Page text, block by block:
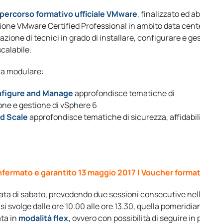
percorso formativo ufficiale VMware, finalizzato ed
VMware Certified Professional in ambito data
di tecnici in grado di installare, configurare e
modulare:
and Manageapprofondisce tematiche di
e gestione di vSphere 6
Scaleapprofondisce tematiche di sicurezza,
e garantito 13 maggio 2017 | Voucher
di sabato, prevedendo due sessioni consecutive
dalle ore 10.00 alle ore 13.30, quella
in modalità flex, ovvero con possibilità di seguire in